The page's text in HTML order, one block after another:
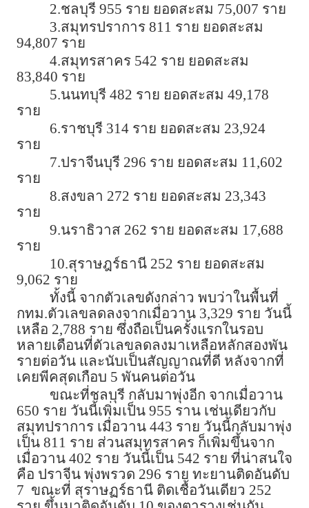
2.ชลบุรี 955 ราย ยอดสะสม 75,007 ราย
3.สมุทรปราการ 811 ราย ยอดสะสม
94,807 ราย
4.สมุทรสาคร 542 ราย ยอดสะสม
83,840 ราย
5.นนทบุรี 482 ราย ยอดสะสม 49,178
ราย
6.ราชบุรี 314 ราย ยอดสะสม 23,924
ราย
7.ปราจีนบุรี 296 ราย ยอดสะสม 11,602
ราย
8.สงขลา 272 ราย ยอดสะสม 23,343
ราย
9.นราธิวาส 262 ราย ยอดสะสม 17,688
ราย
10.สุราษฎร์ธานี 252 ราย ยอดสะสม
9,062 ราย
ทั้งนี้ จากตัวเลขดังกล่าว พบว่าในพื้นที่
กทม.ตัวเลขลดลงจากเมื่อวาน 3,329 ราย วันนี้
เหลือ 2,788 ราย ซึ่งถือเป็นครั้งแรกในรอบ
หลายเดือนที่ตัวเลขลดลงมาเหลือหลักสองพัน
รายต่อวัน และนับเป็นสัญญาณที่ดี หลังจากที่
เคยพีคสุดเกือบ 5 พันคนต่อวัน
ขณะที่ชลบุรี กลับมาพุ่งอีก จากเมื่อวาน
650 ราย วันนี้เพิ่มเป็น 955 ราน เช่นเดียวกับ
สมุทปราการ เมื่อวาน 443 ราย วันนี้กลับมาพุ่ง
เป็น 811 ราย ส่วนสมุทรสาคร ก็เพิ่มขึ้นจาก
เมื่อวาน 402 ราย วันนี้เป็น 542 ราย ที่น่าสนใจ
คือ ปราจีน พุ่งพรวด 296 ราย ทะยานติดอันดับ
7 ขณะที่ สุราษฏร์ธานี ติดเชื้อวันเดียว 252